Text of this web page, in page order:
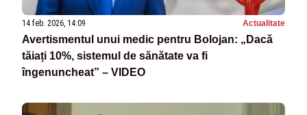
14 feb. 2026, 14:09 Actualitate
Avertismentul unui medic pentru Bolojan: „Dacă
tăiați 10%, sistemul de sănătate va fi
îngenuncheat” – VIDEO